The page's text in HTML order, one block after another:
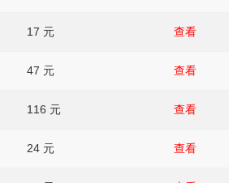
17 元 查看
47 元 查看
116 元 查看
24 元 查看